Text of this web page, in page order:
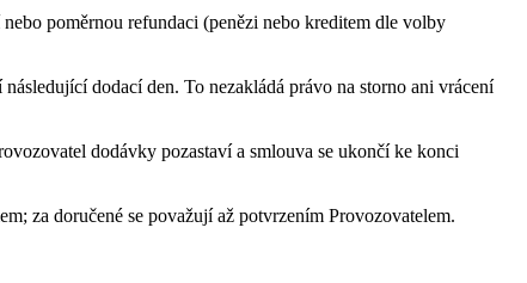
poměrnou refundaci (penězi nebo kreditem dle volby
dodací den. To nezakládá právo na storno ani vrácení
dodávky pozastaví a smlouva se ukončí ke konci
za doručené se považují až potvrzením Provozovatelem.